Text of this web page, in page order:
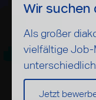
Wir suchen
Als großer
vielfältige
Jetzt